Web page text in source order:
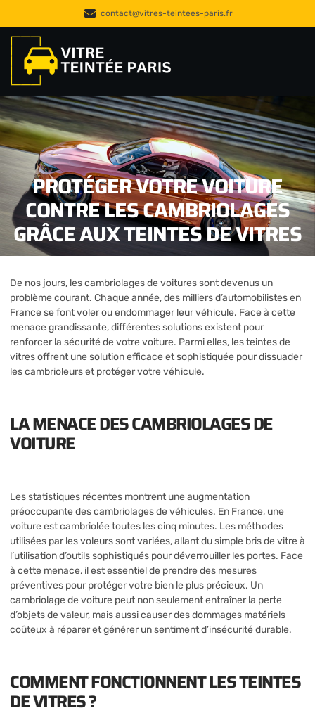
contact@vitres-teintees-paris.fr
PROTÉGER VOTRE VOITURE
CONTRE LES CAMBRIOLAGES
GRÂCE AUX TEINTES DE VITRES
De nos jours, les cambriolages de voitures sont devenus un
problème courant. Chaque année, des milliers d’automobilistes en
France se font voler ou endommager leur véhicule. Face à cette
menace grandissante, différentes solutions existent pour
renforcer la sécurité de votre voiture. Parmi elles, les teintes de
vitres offrent une solution efficace et sophistiquée pour dissuader
les cambrioleurs et protéger votre véhicule.
LA MENACE DES CAMBRIOLAGES DE
VOITURE
Les statistiques récentes montrent une augmentation
préoccupante des cambriolages de véhicules. En France, une
voiture est cambriolée toutes les cinq minutes. Les méthodes
utilisées par les voleurs sont variées, allant du simple bris de vitre à
l’utilisation d’outils sophistiqués pour déverrouiller les portes. Face
à cette menace, il est essentiel de prendre des mesures
préventives pour protéger votre bien le plus précieux. Un
cambriolage de voiture peut non seulement entraîner la perte
d’objets de valeur, mais aussi causer des dommages matériels
coûteux à réparer et générer un sentiment d’insécurité durable.
COMMENT FONCTIONNENT LES TEINTES
DE VITRES ?